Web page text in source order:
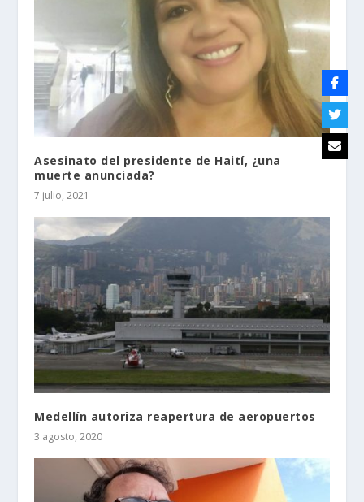
Asesinato del presidente de Haití, ¿una
muerte anunciada?
7 julio, 2021
Medellín autoriza reapertura de aeropuertos
3 agosto, 2020